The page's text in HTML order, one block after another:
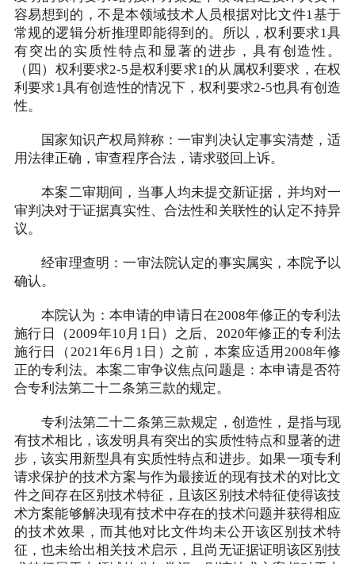
容易想到的，不是本领域技术人员根据对比文件1基于
常规的逻辑分析推理即能得到的。所以，权利要求1具
有突出的实质性特点和显著的进步，具有创造性。
（四）权利要求2-5是权利要求1的从属权利要求，在权
利要求1具有创造性的情况下，权利要求2-5也具有创造
性。
国家知识产权局辩称：一审判决认定事实清楚，适
用法律正确，审查程序合法，请求驳回上诉。
本案二审期间，当事人均未提交新证据，并均对一
审判决对于证据真实性、合法性和关联性的认定不持异
议。
经审理查明：一审法院认定的事实属实，本院予以
确认。
本院认为：本申请的申请日在2008年修正的专利法
施行日（2009年10月1日）之后、2020年修正的专利法
施行日（2021年6月1日）之前，本案应适用2008年修
正的专利法。本案二审争议焦点问题是：本申请是否符
合专利法第二十二条第三款的规定。
专利法第二十二条第三款规定，创造性，是指与现
有技术相比，该发明具有突出的实质性特点和显著的进
步，该实用新型具有实质性特点和进步。如果一项专利
请求保护的技术方案与作为最接近的现有技术的对比文
件之间存在区别技术特征，且该区别技术特征使得该技
术方案能够解决现有技术中存在的技术问题并获得相应
的技术效果，而其他对比文件均未公开该区别技术特
征，也未给出相关技术启示，且尚无证据证明该区别技